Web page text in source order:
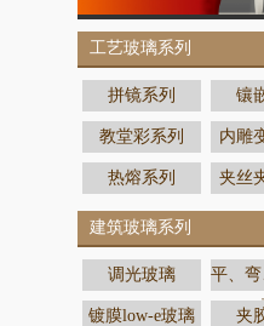
工艺玻璃系列
拼镜系列 镶
教堂彩系列 内雕
热熔系列 夹丝
建筑玻璃系列
调光玻璃
平、
镀膜low-e玻璃 夹